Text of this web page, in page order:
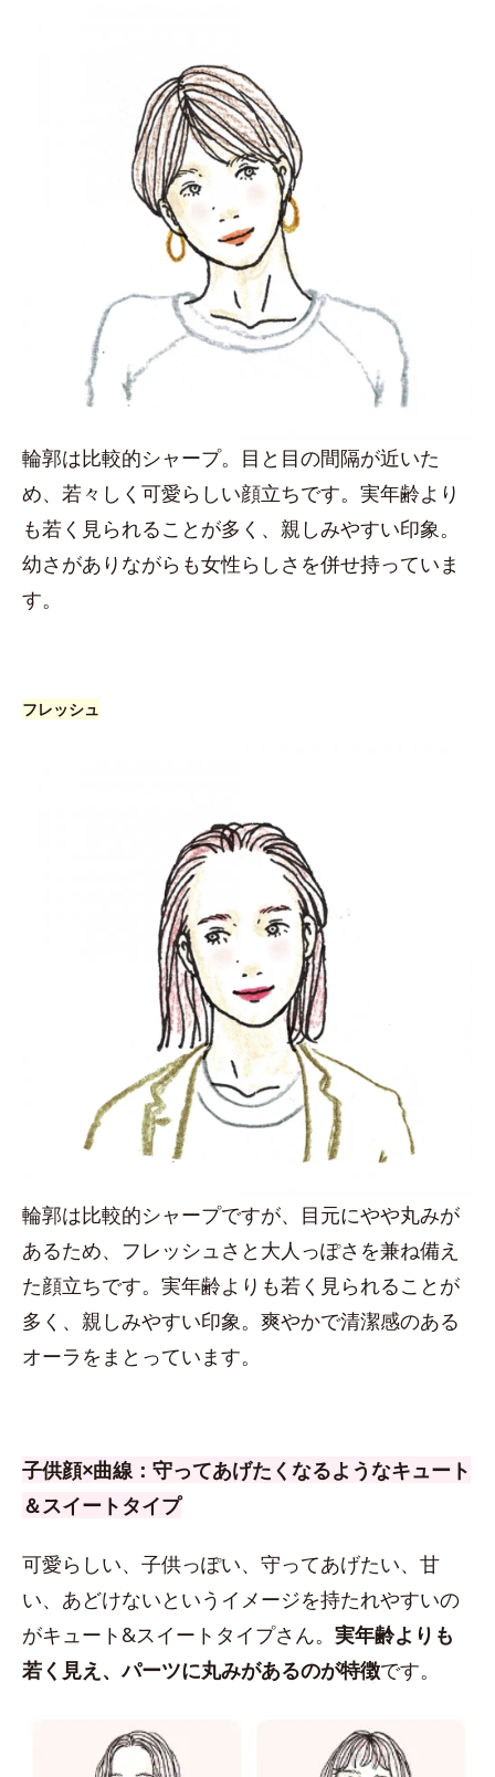
輪郭は比較的シャープ。目と目の間隔が近いた
め、若々しく可愛らしい顔立ちです。実年齢より
も若く見られることが多く、親しみやすい印象。
幼さがありながらも女性らしさを併せ持っていま
す。
フレッシュ
輪郭は比較的シャープですが、目元にやや丸みが
あるため、フレッシュさと大人っぽさを兼ね備え
た顔立ちです。実年齢よりも若く見られることが
多く、親しみやすい印象。爽やかで清潔感のある
オーラをまとっています。
子供顔×曲線：守ってあげたくなるようなキュート
＆スイートタイプ
可愛らしい、子供っぽい、守ってあげたい、甘
い、あどけないというイメージを持たれやすいの
がキュート&スイートタイプさん。 実年齢よりも
若く見え、パーツに丸みがあるのが特徴です。